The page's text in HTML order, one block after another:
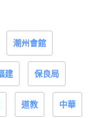
潮州會館
建 保良局
道教 中華